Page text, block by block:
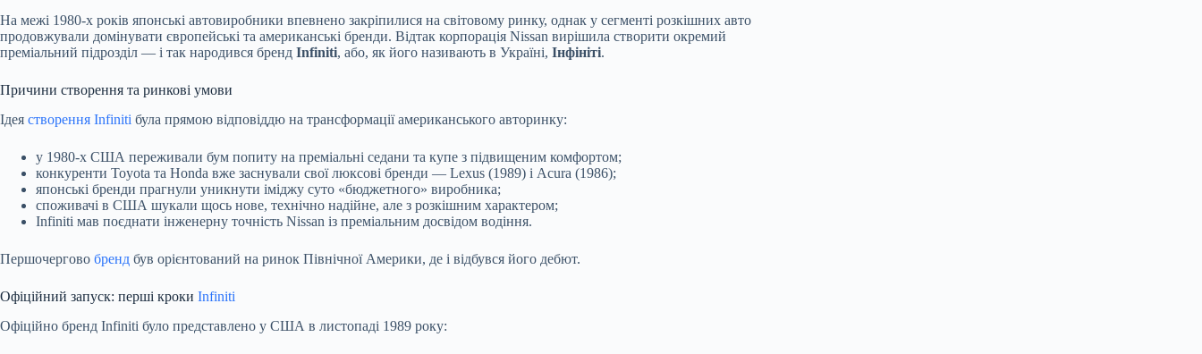
На межі 1980-х років японські автовиробники впевнено закріпилися на світовому ринку, однак у сегменті розкішних авто
продовжували домінувати європейські та американські бренди. Відтак корпорація Nissan вирішила створити окремий
преміальний підрозділ — і так народився бренд Infiniti, або, як його називають в Україні, Інфініті.
Причини створення та ринкові умови
Ідея створення Infiniti була прямою відповіддю на трансформації американського авторинку:
у 1980-х США переживали бум попиту на преміальні седани та купе з підвищеним комфортом;
конкуренти Toyota та Honda вже заснували свої люксові бренди — Lexus (1989) і Acura (1986);
японські бренди прагнули уникнути іміджу суто «бюджетного» виробника;
споживачі в США шукали щось нове, технічно надійне, але з розкішним характером;
Infiniti мав поєднати інженерну точність Nissan із преміальним досвідом водіння.
Першочергово бренд був орієнтований на ринок Північної Америки, де і відбувся його дебют.
Офіційний запуск: перші кроки Infiniti
Офіційно бренд Infiniti було представлено у США в листопаді 1989 року: